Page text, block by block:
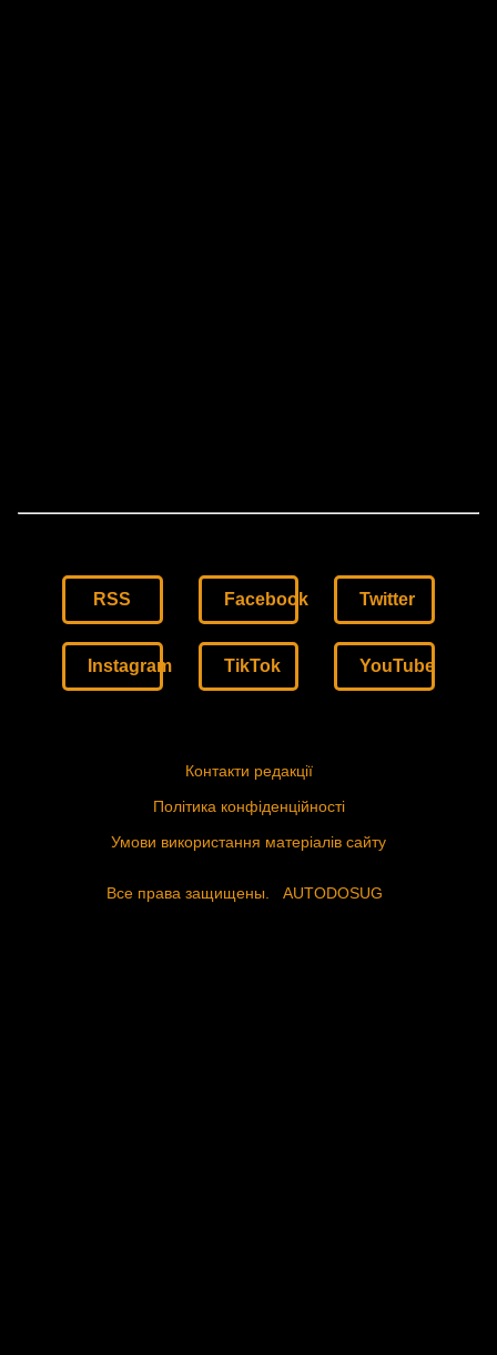
RSS Facebook Twitter
Instagram TikTok YouTube
Контакти редакції
Політика конфіденційності
Умови використання матеріалів сайту
Все права защищены. AUTODOSUG